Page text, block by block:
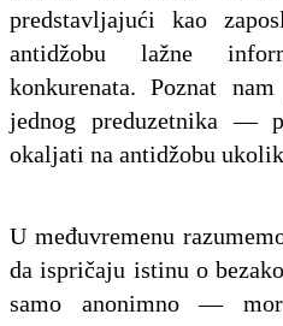
predstavljajući kao
antidžobu lažne
konkurenata. Poznat
jednog preduzetnika —
okaljati na antidžobu
U međuvremenu
da ispričaju istinu o
samo anonimno —